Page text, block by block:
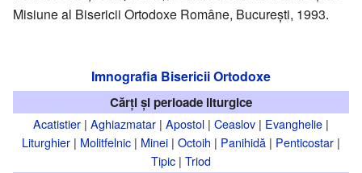
Misiune al Bisericii Ortodoxe Române, București, 1993.
Imnografia Bisericii Ortodoxe
Cărți și perioade liturgice
Acatistier | Aghiazmatar | Apostol | Ceaslov | Evanghelie |
Liturghier | Molitfelnic | Minei | Octoih | Panihidă | Penticostar |
Tipic | Triod